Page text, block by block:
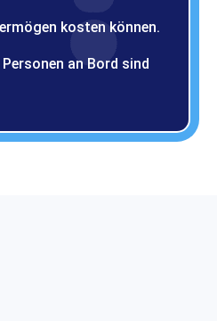
kosten können.
an Bord sind